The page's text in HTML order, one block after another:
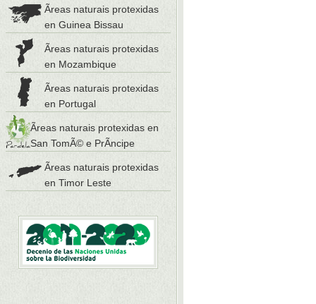
Ãreas naturais protexidas
en Guinea Bissau
Ãreas naturais protexidas
en Mozambique
Ãreas naturais protexidas
en Portugal
Ãreas naturais protexidas en
San TomÃ© e PrÃ­ncipe
Ãreas naturais protexidas
en Timor Leste